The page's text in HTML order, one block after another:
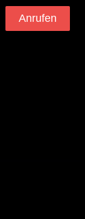
Anrufen